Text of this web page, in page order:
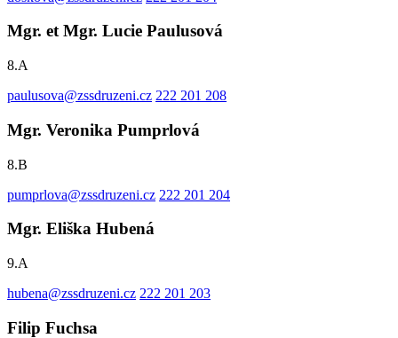
Mgr. et Mgr. Lucie Paulusová
8.A
paulusova@zssdruzeni.cz 222 201 208
Mgr. Veronika Pumprlová
8.B
pumprlova@zssdruzeni.cz 222 201 204
Mgr. Eliška Hubená
9.A
hubena@zssdruzeni.cz 222 201 203
Filip Fuchsa